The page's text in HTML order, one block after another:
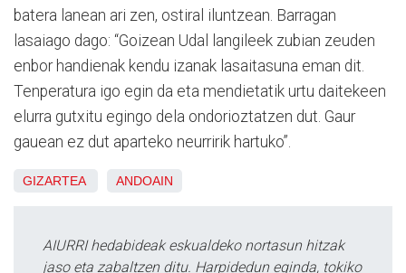
batera lanean ari zen, ostiral iluntzean. Barragan
lasaiago dago: “Goizean Udal langileek zubian zeuden
enbor handienak kendu izanak lasaitasuna eman dit.
Tenperatura igo egin da eta mendietatik urtu daitekeen
elurra gutxitu egingo dela ondorioztatzen dut. Gaur
gauean ez dut aparteko neurririk hartuko”.
GIZARTEA ANDOAIN
AIURRI hedabideak eskualdeko nortasun hitzak
jaso eta zabaltzen ditu. Harpidedun eginda, tokiko